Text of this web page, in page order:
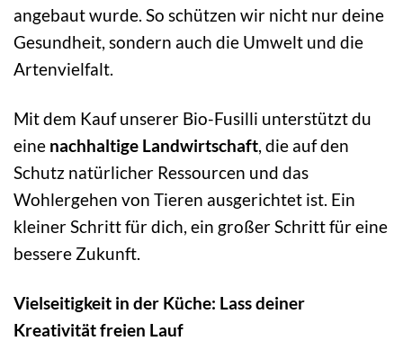
angebaut wurde. So schützen wir nicht nur deine
Gesundheit, sondern auch die Umwelt und die
Artenvielfalt.
Mit dem Kauf unserer Bio-Fusilli unterstützt du
eine nachhaltige Landwirtschaft, die auf den
Schutz natürlicher Ressourcen und das
Wohlergehen von Tieren ausgerichtet ist. Ein
kleiner Schritt für dich, ein großer Schritt für eine
bessere Zukunft.
Vielseitigkeit in der Küche: Lass deiner
Kreativität freien Lauf